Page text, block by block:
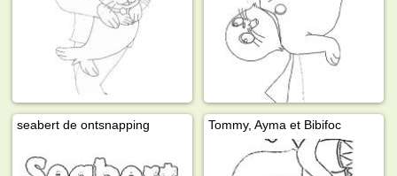
seabert de ontsnapping Tommy, Ayma et Bibifoc